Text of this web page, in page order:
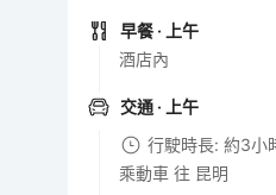
早餐 · 上午
酒店內
交通 · 上午
行駛時長: 約3小
乘動車 往 昆明